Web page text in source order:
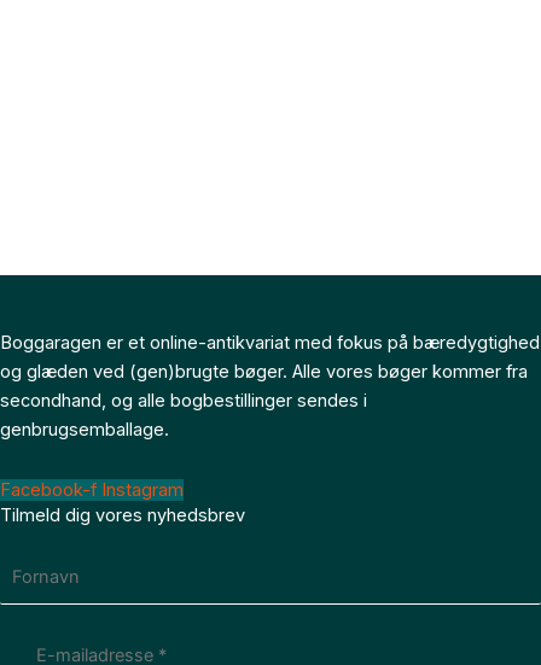
Boggaragen er et online-antikvariat med fokus på bæredygtighed
og glæden ved (gen)brugte bøger. Alle vores bøger kommer fra
secondhand, og alle bogbestillinger sendes i
genbrugsemballage.
Facebook-f Instagram
Tilmeld dig vores nyhedsbrev